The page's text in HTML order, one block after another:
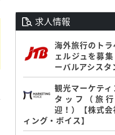
求人情報
海外旅行のト
ェルジュを募
ーバルアシスタ
観光マーケテ
タッフ（旅
迎！）【株式
ィング・ボイス】